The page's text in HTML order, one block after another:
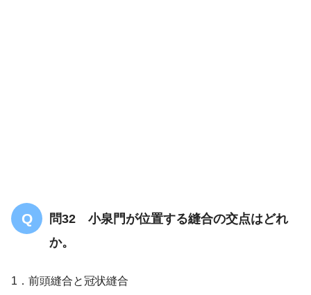
問32 小泉門が位置する縫合の交点はどれ
か。
1．前頭縫合と冠状縫合